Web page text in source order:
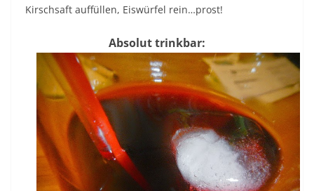
Kirschsaft auffüllen, Eiswürfel rein…prost!
Absolut trinkbar: